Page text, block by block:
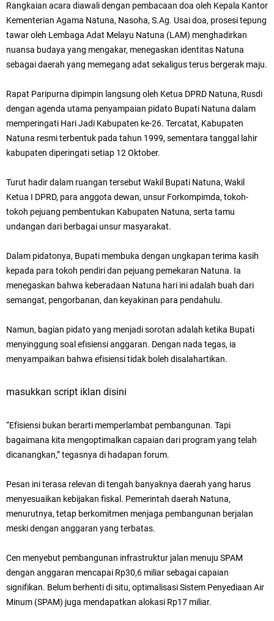
Rangkaian acara diawali dengan pembacaan doa oleh Kepala Kantor
Kementerian Agama Natuna, Nasoha, S.Ag. Usai doa, prosesi tepung
tawar oleh Lembaga Adat Melayu Natuna (LAM) menghadirkan
nuansa budaya yang mengakar, menegaskan identitas Natuna
sebagai daerah yang memegang adat sekaligus terus bergerak maju.
Rapat Paripurna dipimpin langsung oleh Ketua DPRD Natuna, Rusdi
dengan agenda utama penyampaian pidato Bupati Natuna dalam
memperingati Hari Jadi Kabupaten ke-26. Tercatat, Kabupaten
Natuna resmi terbentuk pada tahun 1999, sementara tanggal lahir
kabupaten diperingati setiap 12 Oktober.
Turut hadir dalam ruangan tersebut Wakil Bupati Natuna, Wakil
Ketua I DPRD, para anggota dewan, unsur Forkompimda, tokoh-
tokoh pejuang pembentukan Kabupaten Natuna, serta tamu
undangan dari berbagai unsur masyarakat.
Dalam pidatonya, Bupati membuka dengan ungkapan terima kasih
kepada para tokoh pendiri dan pejuang pemekaran Natuna. Ia
menegaskan bahwa keberadaan Natuna hari ini adalah buah dari
semangat, pengorbanan, dan keyakinan para pendahulu.
Namun, bagian pidato yang menjadi sorotan adalah ketika Bupati
menyinggung soal efisiensi anggaran. Dengan nada tegas, ia
menyampaikan bahwa efisiensi tidak boleh disalahartikan.
masukkan script iklan disini
“Efisiensi bukan berarti memperlambat pembangunan. Tapi
bagaimana kita mengoptimalkan capaian dari program yang telah
dicanangkan,” tegasnya di hadapan forum.
Pesan ini terasa relevan di tengah banyaknya daerah yang harus
menyesuaikan kebijakan fiskal. Pemerintah daerah Natuna,
menurutnya, tetap berkomitmen menjaga pembangunan berjalan
meski dengan anggaran yang terbatas.
Cen menyebut pembangunan infrastruktur jalan menuju SPAM
dengan anggaran mencapai Rp30,6 miliar sebagai capaian
signifikan. Belum berhenti di situ, optimalisasi Sistem Penyediaan Air
Minum (SPAM) juga mendapatkan alokasi Rp17 miliar.